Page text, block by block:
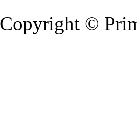
Copyright ©